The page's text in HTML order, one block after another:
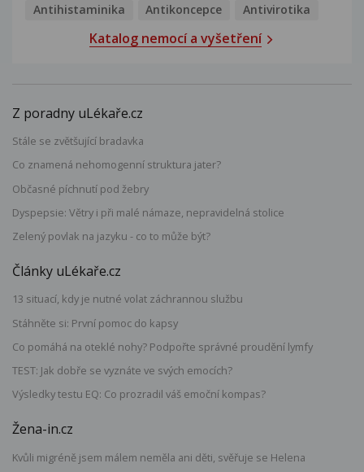
Antihistaminika
Antikoncepce Antivirotika
Katalog nemocí a vyšetření
Z poradny uLékaře.cz
Stále se zvětšující bradavka
Co znamená nehomogenní struktura jater?
Občasné píchnutí pod žebry
Dyspepsie: Větry i při malé námaze, nepravidelná stolice
Zelený povlak na jazyku - co to může být?
Články uLékaře.cz
13 situací, kdy je nutné volat záchrannou službu
Stáhněte si: První pomoc do kapsy
Co pomáhá na oteklé nohy? Podpořte správné proudění lymfy
TEST: Jak dobře se vyznáte ve svých emocích?
Výsledky testu EQ: Co prozradil váš emoční kompas?
Žena-in.cz
Kvůli migréně jsem málem neměla ani děti, svěřuje se Helena